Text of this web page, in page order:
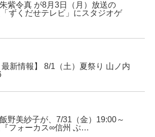
朱紫令真 が8月3日（月）放送の
ずくだせテレビ」にスタジオゲ
最新情報】 8/1（土）夏祭り 山ノ内
野美紗子が、7/31（金）19:00～
フォーカス∞信州 ぶ…